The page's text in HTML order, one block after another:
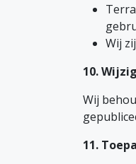
Wij
10.
Wij
11.